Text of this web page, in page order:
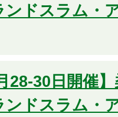
ンドスラム・
28-30日開催
ンドスラム・